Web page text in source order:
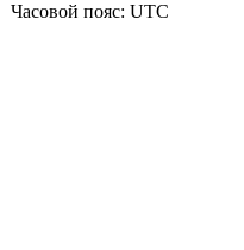
Часовой пояс: UTC